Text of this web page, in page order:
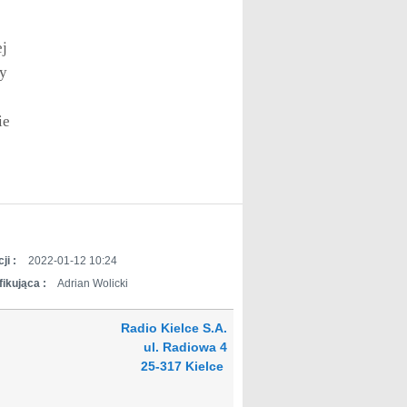
:
2022-01-12 10:24
:
Adrian Wolicki
Radio Kielce S.A.
ul. Radiowa 4
25-317 Kielce